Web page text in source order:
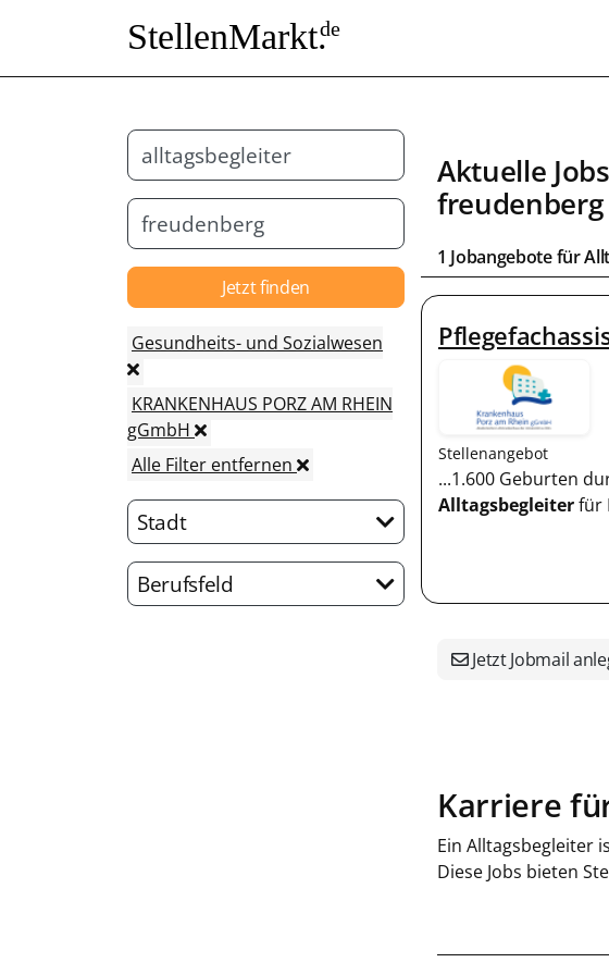
StellenMarkt.de
Jetzt finden
Gesundheits- und Sozialwesen
KRANKENHAUS PORZ AM RHEIN
gGmbH
Alle Filter entfernen
Stadt
Berufsfeld
Aktuelle
freudenberg
1 Jobangebote für
Stellenangebot
...1.600 Geburten
Alltagsbegleiterfür
Jetzt Jobmail
Karriere
Ein Alltagsbegleiter
Diese Jobs bieten